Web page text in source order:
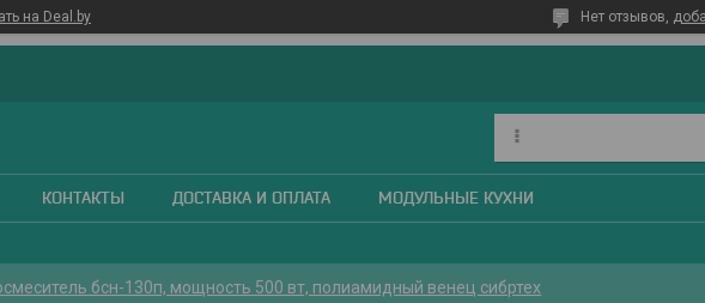
на Deal.by Нет отзывов,
КОНТАКТЫ ДОСТАВКА И ОПЛАТА МОДУЛЬНЫЕ КУХНИ
бсн-130п, мощность 500 вт, полиамидный венец сибртех